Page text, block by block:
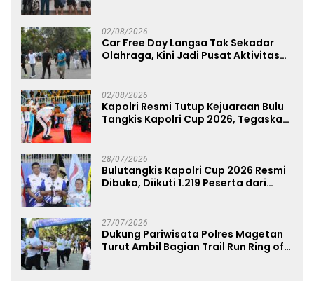
02/08/2026
Car Free Day Langsa Tak Sekadar
Olahraga, Kini Jadi Pusat Aktivitas
02/08/2026
Kapolri Resmi Tutup Kejuaraan Bulu
Tangkis Kapolri Cup 2026, Tegaskan
28/07/2026
Bulutangkis Kapolri Cup 2026 Resmi
Dibuka, Diikuti 1.219 Peserta dari
27/07/2026
Dukung Pariwisata Polres Magetan
Turut Ambil Bagian Trail Run Ring of